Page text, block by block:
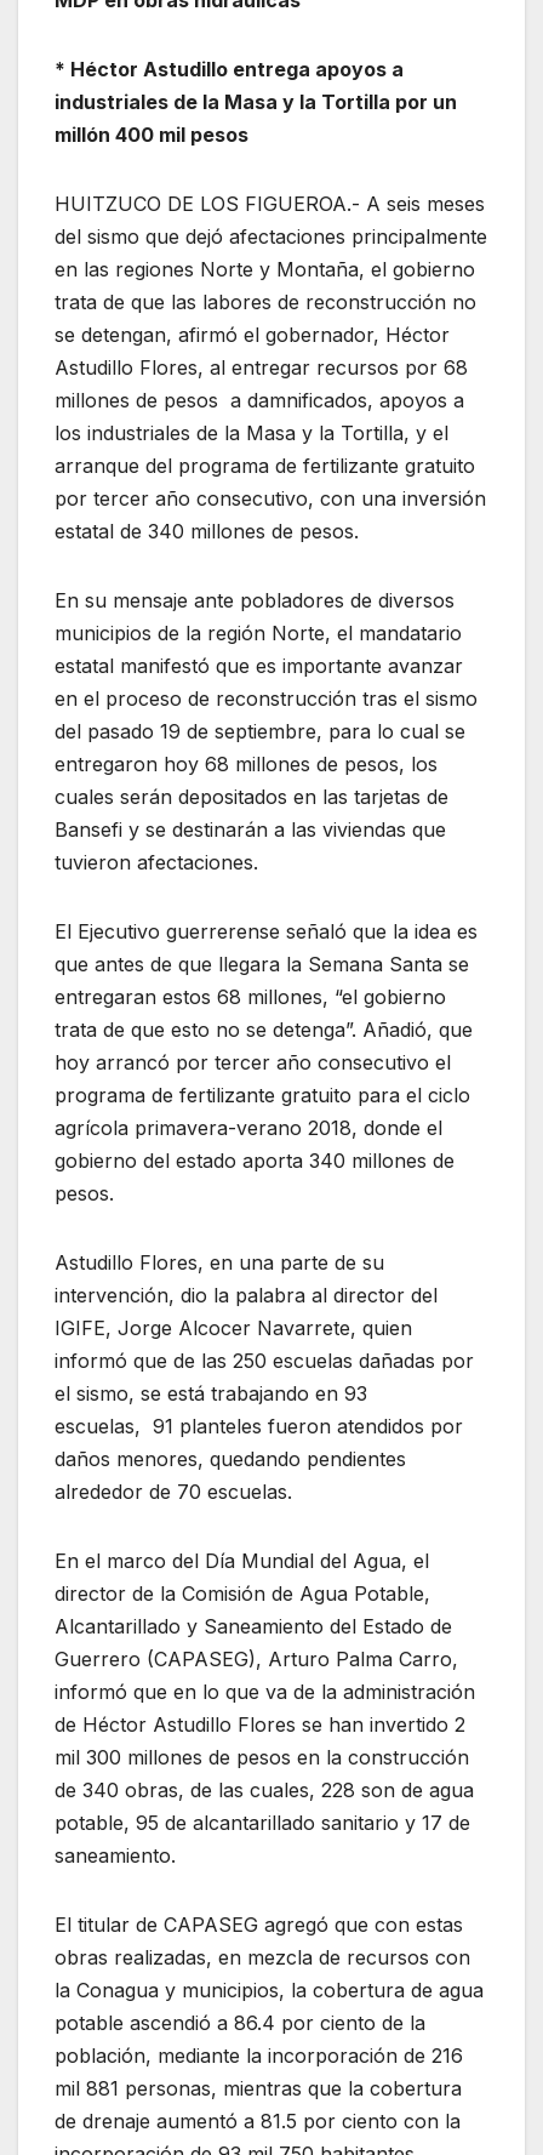
* Héctor Astudillo entrega apoyos a
industriales de la Masa y la Tortilla por un
millón 400 mil pesos
HUITZUCO DE LOS FIGUEROA.- A seis meses
del sismo que dejó afectaciones principalmente
en las regiones Norte y Montaña, el gobierno
trata de que las labores de reconstrucción no
se detengan, afirmó el gobernador, Héctor
Astudillo Flores, al entregar recursos por 68
millones de pesos a damnificados, apoyos a
los industriales de la Masa y la Tortilla, y el
arranque del programa de fertilizante gratuito
por tercer año consecutivo, con una inversión
estatal de 340 millones de pesos.
En su mensaje ante pobladores de diversos
municipios de la región Norte, el mandatario
estatal manifestó que es importante avanzar
en el proceso de reconstrucción tras el sismo
del pasado 19 de septiembre, para lo cual se
entregaron hoy 68 millones de pesos, los
cuales serán depositados en las tarjetas de
Bansefi y se destinarán a las viviendas que
tuvieron afectaciones.
El Ejecutivo guerrerense señaló que la idea es
que antes de que llegara la Semana Santa se
entregaran estos 68 millones, “el gobierno
trata de que esto no se detenga”. Añadió, que
hoy arrancó por tercer año consecutivo el
programa de fertilizante gratuito para el ciclo
agrícola primavera-verano 2018, donde el
gobierno del estado aporta 340 millones de
pesos.
Astudillo Flores, en una parte de su
intervención, dio la palabra al director del
IGIFE, Jorge Alcocer Navarrete, quien
informó que de las 250 escuelas dañadas por
el sismo, se está trabajando en 93
escuelas, 91 planteles fueron atendidos por
daños menores, quedando pendientes
alrededor de 70 escuelas.
En el marco del Día Mundial del Agua, el
director de la Comisión de Agua Potable,
Alcantarillado y Saneamiento del Estado de
Guerrero (CAPASEG), Arturo Palma Carro,
informó que en lo que va de la administración
de Héctor Astudillo Flores se han invertido 2
mil 300 millones de pesos en la construcción
de 340 obras, de las cuales, 228 son de agua
potable, 95 de alcantarillado sanitario y 17 de
saneamiento.
El titular de CAPASEG agregó que con estas
obras realizadas, en mezcla de recursos con
la Conagua y municipios, la cobertura de agua
potable ascendió a 86.4 por ciento de la
población, mediante la incorporación de 216
mil 881 personas, mientras que la cobertura
de drenaje aumentó a 81.5 por ciento con la